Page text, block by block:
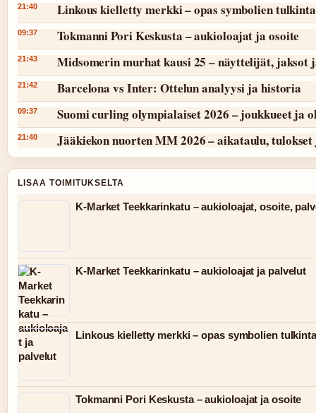
21:40 Linkous kielletty merkki – opas symbolien
09:37 Tokmanni Pori Keskusta – aukioloajat ja osoite
21:43 Midsomerin murhat kausi 25 – näyttelijät, jaksot
21:42 Barcelona vs Inter: Ottelun analyysi ja historia
09:37 Suomi curling olympialaiset 2026 – joukkueet ja
21:40 Jääkiekon nuorten MM 2026 – aikataulu,
LISAA TOIMITUKSELTA
K-Market Teekkarinkatu – aukioloajat, osoite,
K-Market Teekkarinkatu – aukioloajat ja palvelut
Linkous kielletty merkki – opas symbolien
Tokmanni Pori Keskusta – aukioloajat ja osoite